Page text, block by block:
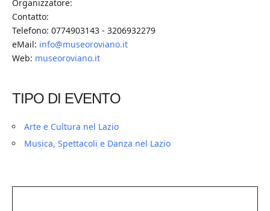
Organizzatore:
Contatto:
Telefono: 0774903143 - 3206932279
eMail: info@museoroviano.it
Web: museoroviano.it
TIPO DI EVENTO
Arte e Cultura nel Lazio
Musica, Spettacoli e Danza nel Lazio